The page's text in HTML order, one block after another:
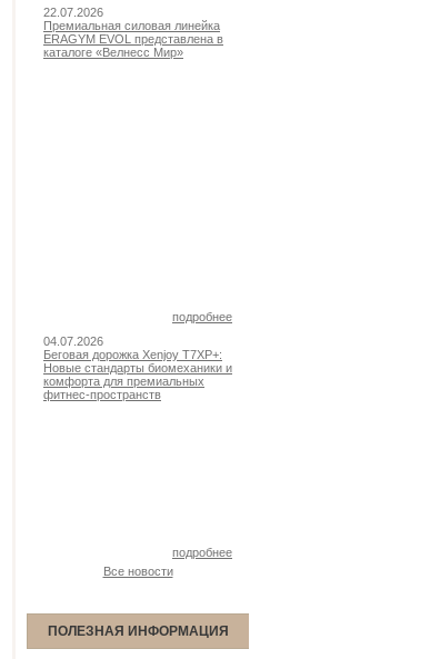
22.07.2026
Премиальная силовая линейка
ERAGYM EVOL представлена в
каталоге «Велнесс Мир»
подробнее
04.07.2026
Беговая дорожка Xenjoy T7XP+:
Новые стандарты биомеханики и
комфорта для премиальных
фитнес-пространств
подробнее
Все новости
ПОЛЕЗНАЯ ИНФОРМАЦИЯ